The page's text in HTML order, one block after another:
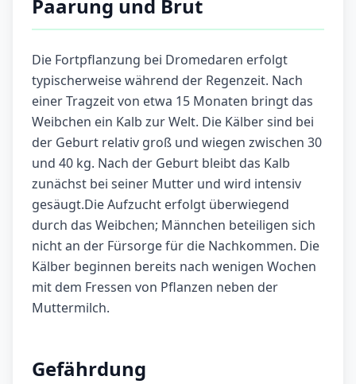
Paarung und Brut
Die Fortpflanzung bei Dromedaren erfolgt
typischerweise während der Regenzeit. Nach
einer Tragzeit von etwa 15 Monaten bringt das
Weibchen ein Kalb zur Welt. Die Kälber sind bei
der Geburt relativ groß und wiegen zwischen 30
und 40 kg. Nach der Geburt bleibt das Kalb
zunächst bei seiner Mutter und wird intensiv
gesäugt.Die Aufzucht erfolgt überwiegend
durch das Weibchen; Männchen beteiligen sich
nicht an der Fürsorge für die Nachkommen. Die
Kälber beginnen bereits nach wenigen Wochen
mit dem Fressen von Pflanzen neben der
Muttermilch.
Gefährdung